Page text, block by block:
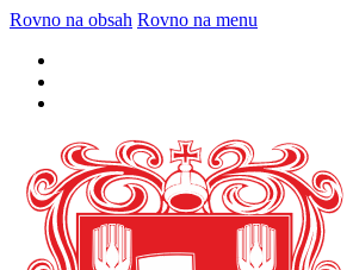
Rovno na obsah Rovno na menu